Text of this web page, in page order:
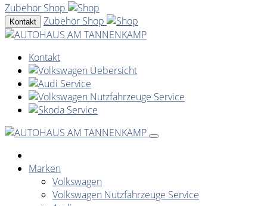
Zubehör Shop
Kontakt Zubehör Shop
Kontakt
Marken
Volkswagen
Volkswagen Nutzfahrzeuge Service